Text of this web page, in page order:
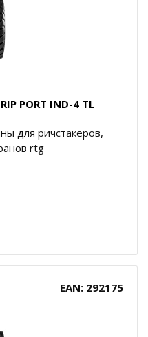
PORT IND-4 TL
для ричстакеров,
rtg
EAN: 292175